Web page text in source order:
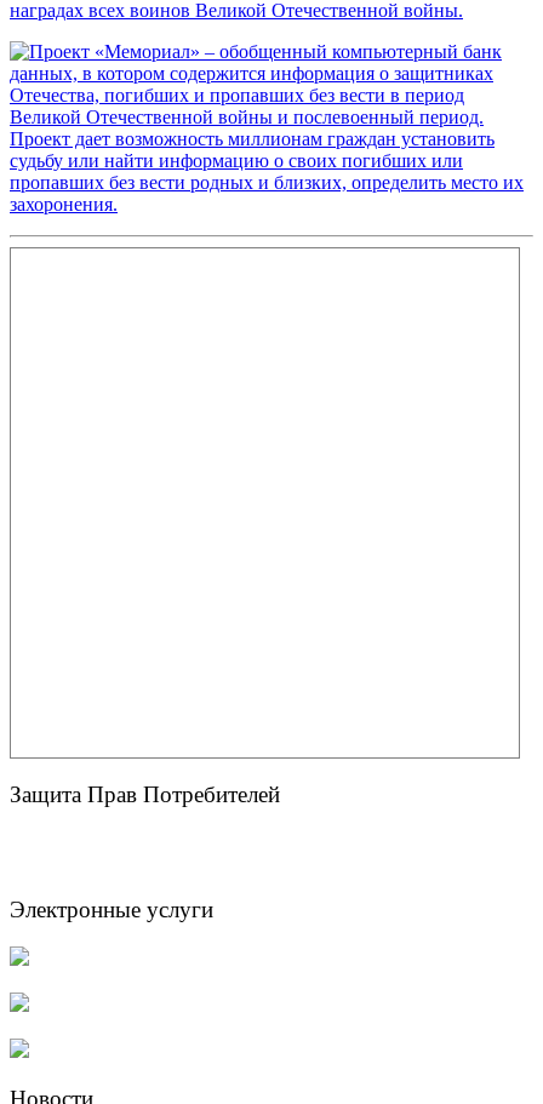
Защита Прав Потребителей
Электронные услуги
Новости